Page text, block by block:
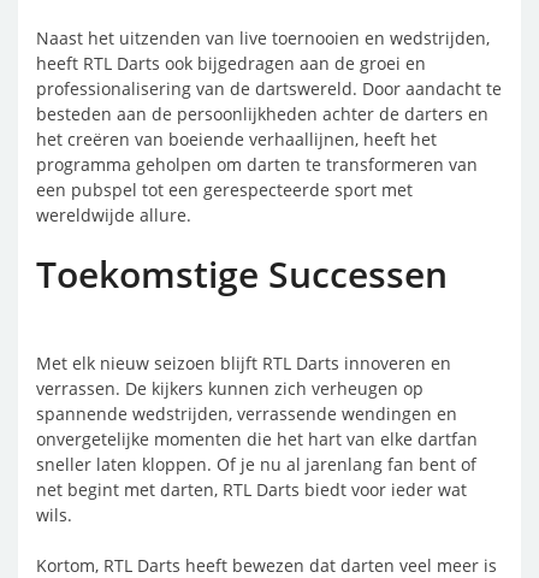
Naast het uitzenden van live toernooien en wedstrijden,
heeft RTL Darts ook bijgedragen aan de groei en
professionalisering van de dartswereld. Door aandacht te
besteden aan de persoonlijkheden achter de darters en
het creëren van boeiende verhaallijnen, heeft het
programma geholpen om darten te transformeren van
een pubspel tot een gerespecteerde sport met
wereldwijde allure.
Toekomstige Successen
Met elk nieuw seizoen blijft RTL Darts innoveren en
verrassen. De kijkers kunnen zich verheugen op
spannende wedstrijden, verrassende wendingen en
onvergetelijke momenten die het hart van elke dartfan
sneller laten kloppen. Of je nu al jarenlang fan bent of
net begint met darten, RTL Darts biedt voor ieder wat
wils.
Kortom, RTL Darts heeft bewezen dat darten veel meer is